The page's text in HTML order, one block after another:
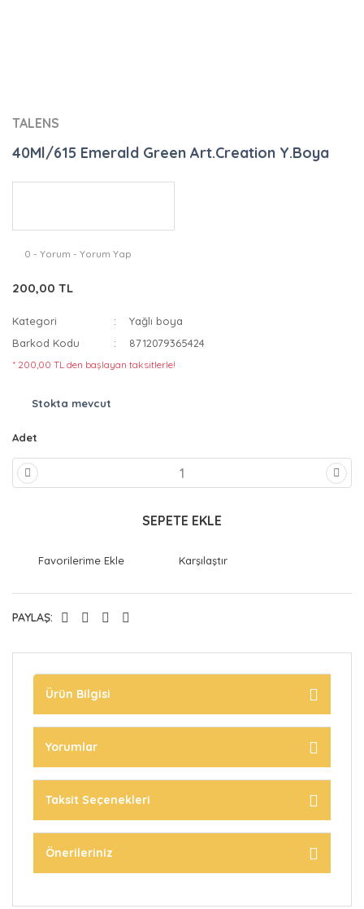
TALENS
40Ml/615 Emerald Green Art.Creation Y.Boya
0 - Yorum - Yorum Yap
200,00 TL
Kategori
Yağlı boya
Barkod Kodu
8712079365424
* 200,00 TL den başlayan taksitlerle!
Stokta mevcut
Adet
SEPETE EKLE
Karşılaştır
PAYLAŞ:
Ürün Bilgisi
Yorumlar
Taksit Seçenekleri
Önerileriniz